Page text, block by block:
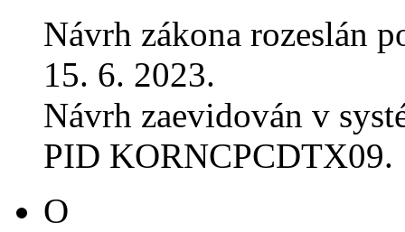
Návrh zákona rozeslán
15. 6. 2023.
Návrh zaevidován v
PID KORNCPCDTX09.
O